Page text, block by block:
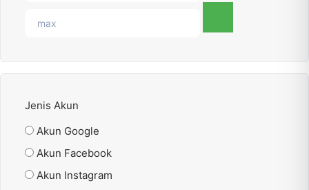
Jenis Akun
Akun Google
Akun Facebook
Akun Instagram